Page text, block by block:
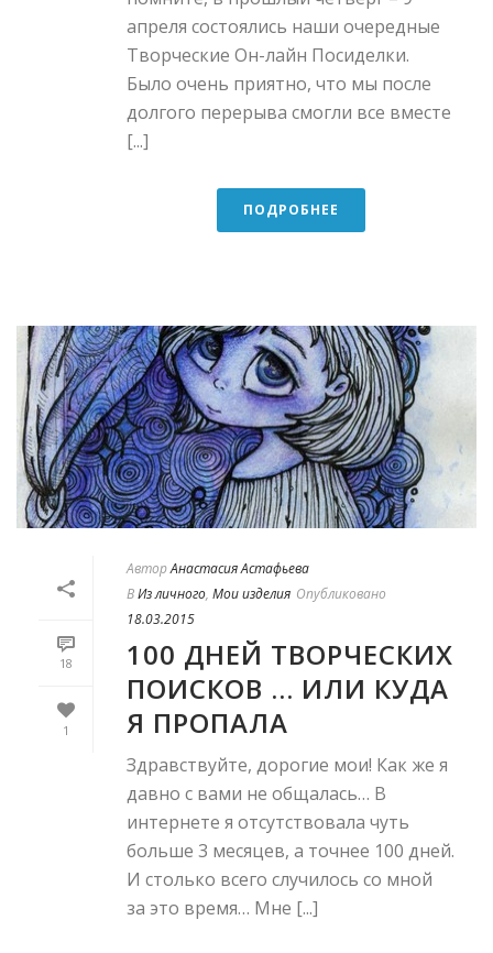
апреля состоялись наши очередные
Творческие Он-лайн Посиделки.
Было очень приятно, что мы после
долгого перерыва смогли все вместе
[...]
ПОДРОБНЕЕ
18
1
АвторАнастасия Астафьева
ВИз личного, Мои изделия Опубликовано
18.03.2015
100 ДНЕЙ ТВОРЧЕСКИХ
ПОИСКОВ … ИЛИ КУДА
Я ПРОПАЛА
Здравствуйте, дорогие мои! Как же я
давно с вами не общалась… В
интернете я отсутствовала чуть
больше 3 месяцев, а точнее 100 дней.
И столько всего случилось со мной
за это время… Мне [...]